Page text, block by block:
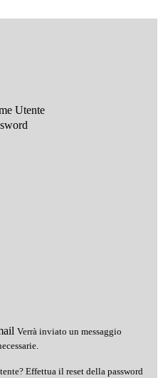
Utente
Verrà inviato un messaggio
Effettua il reset della password